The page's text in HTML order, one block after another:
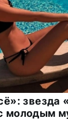
звезда
молодым